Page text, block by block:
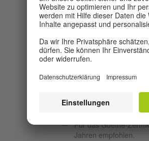
DasGoethe-Zertifikat
Die Prüfungen des
und können unabhängig
vom Besitz der
Für das Goethe-
Jahren empfohlen.